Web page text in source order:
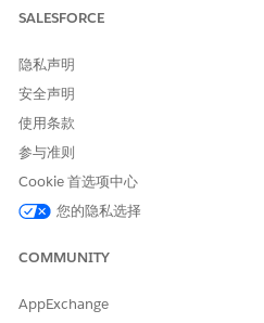
关方操作的 SLA 计时器。它还
为 IT 服务配置您自己的 SLA 策
通过创建自己的 SLA（服务级别
SLA 策略来配置高度自定义的业
更请求和 IT 服务中的其他对象
步骤。
SALESFORCE
隐私声明
安全声明
使用条款
参与准则
Cookie 首选项中心
您的隐私选择
COMMUNITY
AppExchange